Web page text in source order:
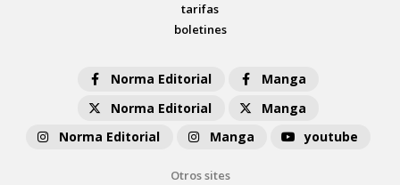
tarifas
boletines
Norma Editorial
Manga
Norma Editorial
Manga
Norma Editorial
Manga youtube
Otros sites